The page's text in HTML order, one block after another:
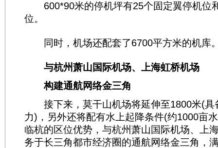
600*90米的停机坪有25个固定翼停机位
位。
同时，机场还配套了6700平方米的机库
与杭州萧山国际机场、上海虹桥机场
构建通航网络金三角
接下来，莫干山机场将延伸至1800米(具
力)，另外还将配有水上起降条件(约1000亩
临杭的区位优势，与杭州萧山国际机场、上
务于长三角都市经济圈的通航网络金三角，